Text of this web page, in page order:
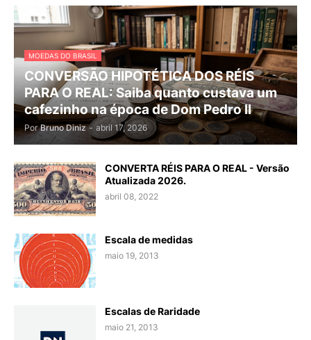
MOEDAS DO BRASIL
CONVERSÃO HIPOTÉTICA DOS RÉIS
PARA O REAL: Saiba quanto custava um
cafezinho na época de Dom Pedro II
Por Bruno Diniz - abril 17, 2026
CONVERTA RÉIS PARA O REAL - Versão
Atualizada 2026.
abril 08, 2022
Escala de medidas
maio 19, 2013
Escalas de Raridade
maio 21, 2013